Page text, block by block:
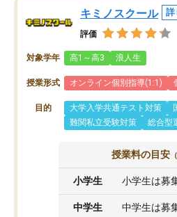
キミノスクール 詳
評価
対象学年 高1～高3 浪人生
授業形式 オンライン個別指導(1:1)
目的 大学入学共通テスト対策
難関私立受験対策
総合型
授業料の目安
小学生 小学生は募
中学生 中学生は募